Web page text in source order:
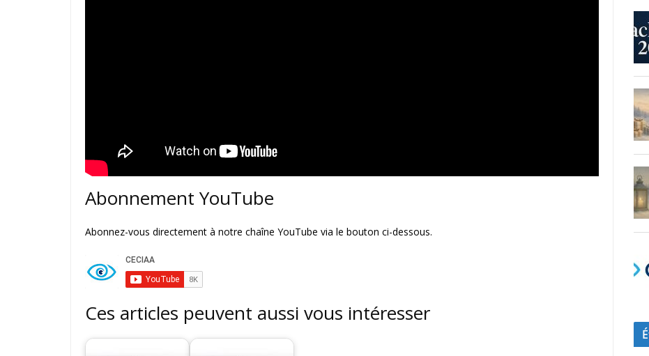
Abonnement YouTube
Abonnez-vous directement à notre chaîne YouTube via le bouton ci-dessous.
Ces articles peuvent aussi vous intéresser